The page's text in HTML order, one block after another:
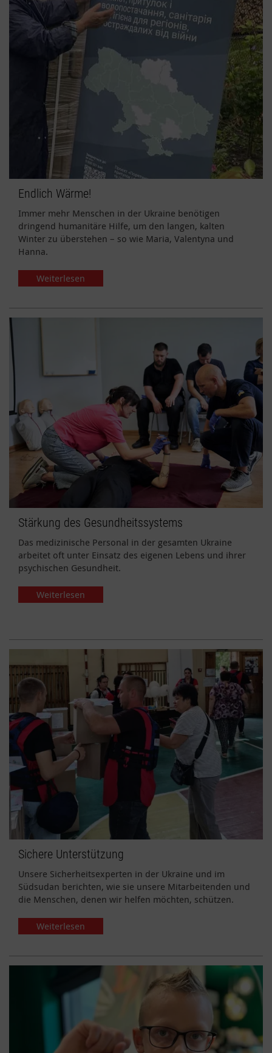
Endlich Wärme!
Immer mehr Menschen in der Ukraine benötigen
dringend humanitäre Hilfe, um den langen, kalten
Winter zu überstehen – so wie Maria, Valentyna und
Hanna.
Weiterlesen
Stärkung des Gesundheitssystems
Das medizinische Personal in der gesamten Ukraine
arbeitet oft unter Einsatz des eigenen Lebens und ihrer
psychischen Gesundheit.
Weiterlesen
Sichere Unterstützung
Unsere Sicherheitsexperten in der Ukraine und im
Südsudan berichten, wie sie unsere Mitarbeitenden und
die Menschen, denen wir helfen möchten, schützen.
Weiterlesen